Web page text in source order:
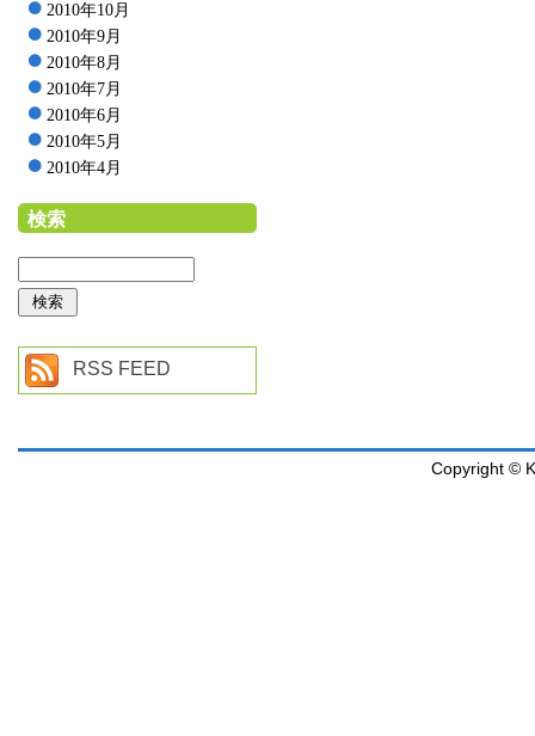
2010年10月
2010年9月
2010年8月
2010年7月
2010年6月
2010年5月
2010年4月
検索
RSS FEED
Copyright ©